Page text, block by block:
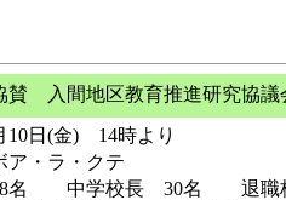
賛 入間地区教育推進研究協議
10日 (金) 14時より
・ラ・クテ
名 中学校長 30名 退職